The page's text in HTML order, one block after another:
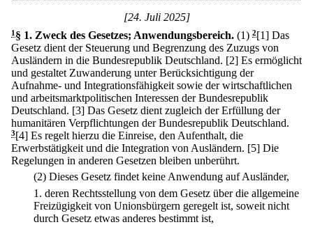
[24. Juli 2025]
1 § 1. Zweck des Gesetzes; Anwendungsbereich. (1) 2[1] Das
Gesetz dient der Steuerung und Begrenzung des Zuzugs von
Ausländern in die Bundesrepublik Deutschland. [2] Es ermöglicht
und gestaltet Zuwanderung unter Berücksichtigung der
Aufnahme- und Integrationsfähigkeit sowie der wirtschaftlichen
und arbeitsmarktpolitischen Interessen der Bundesrepublik
Deutschland. [3] Das Gesetz dient zugleich der Erfüllung der
humanitären Verpflichtungen der Bundesrepublik Deutschland.
3[4] Es regelt hierzu die Einreise, den Aufenthalt, die
Erwerbstätigkeit und die Integration von Ausländern. [5] Die
Regelungen in anderen Gesetzen bleiben unberührt.
(2) Dieses Gesetz findet keine Anwendung auf Ausländer,
1. deren Rechtsstellung von dem Gesetz über die allgemeine
Freizügigkeit von Unionsbürgern geregelt ist, soweit nicht
durch Gesetz etwas anderes bestimmt ist,